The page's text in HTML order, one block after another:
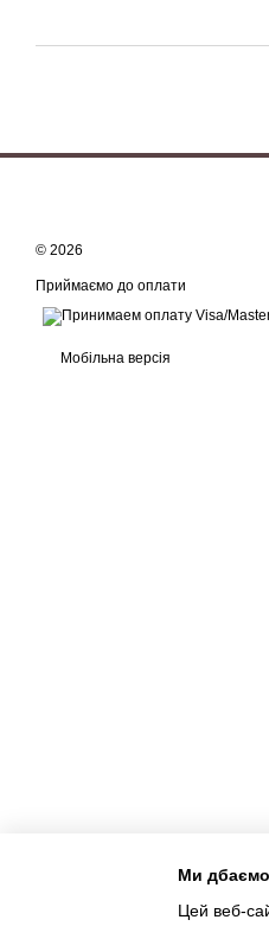
© 2026
Приймаємо до оплати
Мобільна версія
Інтернет-магазин створений з
Ми дбаємо
Цей веб-